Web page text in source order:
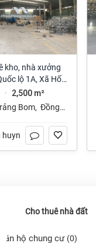
lộ 1A, Xã Hố
Bom, Đồng
Triệu
· 2,500 m²
Bom, Đồng
Cho thuê nhà đất
hộ chung cư (0)